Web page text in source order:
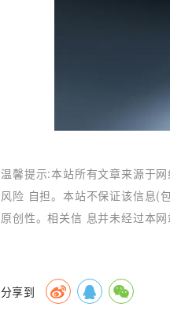
温馨提示:本站所有文章来源于
风险 自担。本站不保证该信息(
原创性。相关信 息并未经过本网
分享到